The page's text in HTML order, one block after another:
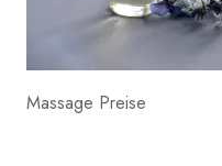
Massage Preise